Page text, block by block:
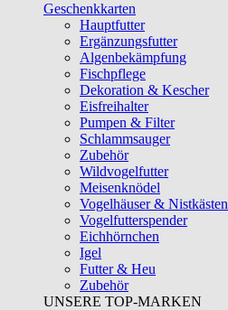
Geschenkkarten
Hauptfutter
Ergänzungsfutter
Algenbekämpfung
Fischpflege
Dekoration & Kescher
Eisfreihalter
Pumpen & Filter
Schlammsauger
Zubehör
Wildvogelfutter
Meisenknödel
Vogelhäuser & Nistkästen
Vogelfutterspender
Eichhörnchen
Igel
Futter & Heu
Zubehör
UNSERE TOP-MARKEN